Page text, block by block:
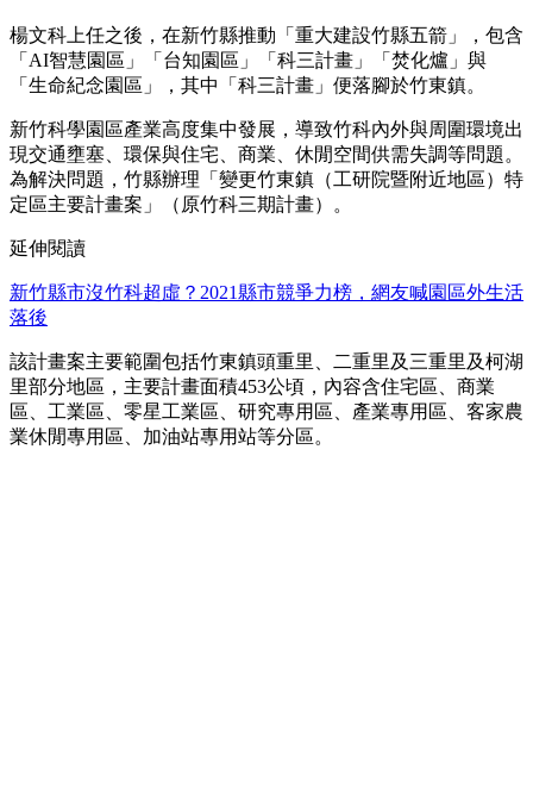
楊文科上任之後，在新竹縣推動「重大建設竹縣五箭」，包含
「AI智慧園區」「台知園區」「科三計畫」「焚化爐」與
「生命紀念園區」，其中「科三計畫」便落腳於竹東鎮。
新竹科學園區產業高度集中發展，導致竹科內外與周圍環境出
現交通壅塞、環保與住宅、商業、休閒空間供需失調等問題。
為解決問題，竹縣辦理「變更竹東鎮（工研院暨附近地區）特
定區主要計畫案」（原竹科三期計畫）。
延伸閱讀
新竹縣市沒竹科超虛？2021縣市競爭力榜，網友喊園區外生活
落後
該計畫案主要範圍包括竹東鎮頭重里、二重里及三重里及柯湖
里部分地區，主要計畫面積453公頃，內容含住宅區、商業
區、工業區、零星工業區、研究專用區、產業專用區、客家農
業休閒專用區、加油站專用站等分區。